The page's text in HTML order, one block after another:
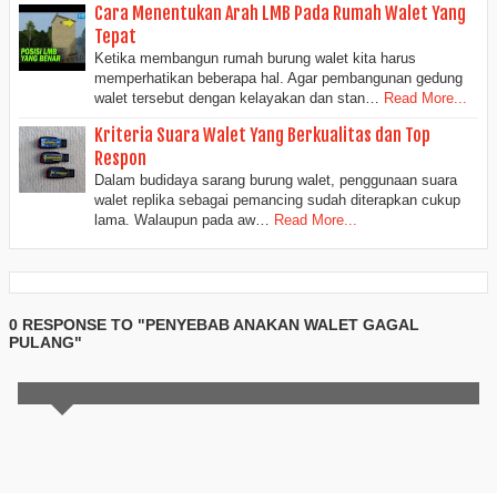
Cara Menentukan Arah LMB Pada Rumah Walet Yang
Tepat
Ketika membangun rumah burung walet kita harus
memperhatikan beberapa hal. Agar pembangunan gedung
walet tersebut dengan kelayakan dan stan…
Read More...
Kriteria Suara Walet Yang Berkualitas dan Top
Respon
Dalam budidaya sarang burung walet, penggunaan suara
walet replika sebagai pemancing sudah diterapkan cukup
lama. Walaupun pada aw…
Read More...
0 RESPONSE TO "PENYEBAB ANAKAN WALET GAGAL
PULANG"